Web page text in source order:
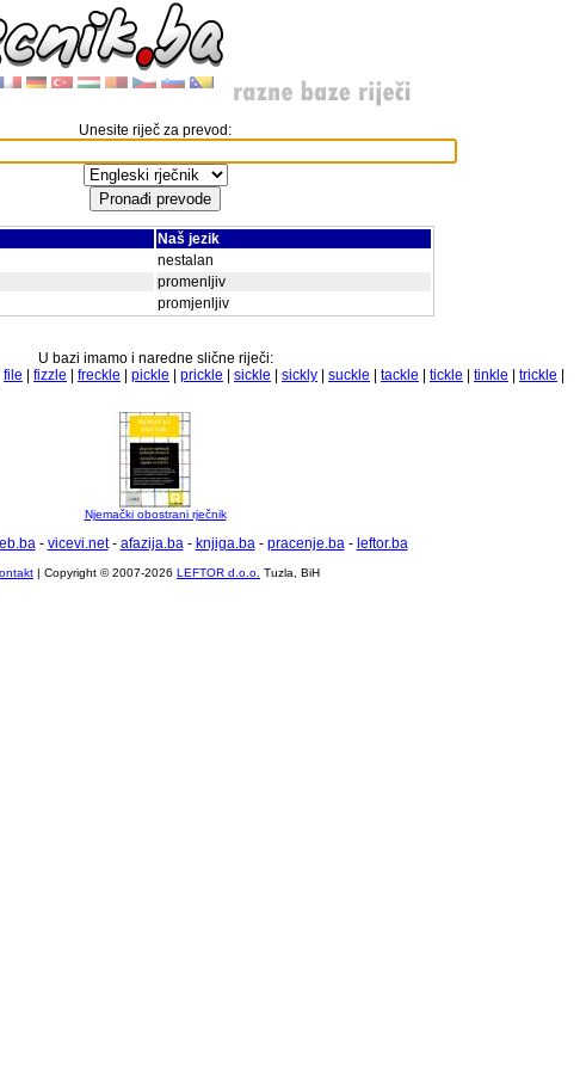
Unesite riječ za prevod:
Naš jezik
nestalan
promenljiv
promjenljiv
U bazi imamo i naredne slične riječi:
file fizzle freckle pickle prickle sickle sickly suckle tackle tickle tinkle trickle
Njemački obostrani rječnik
- vicevi.net- afazija.ba- knjiga.ba- pracenje.ba- leftor.ba
| Copyright © 2007-2026 LEFTOR d.o.o. Tuzla, BiH